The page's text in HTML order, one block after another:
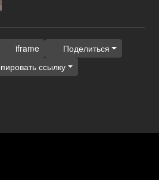
iframe
Поделиться
ссылку